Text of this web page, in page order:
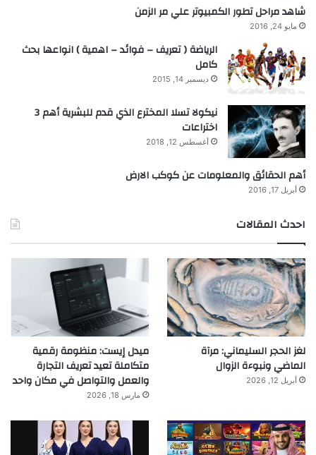
شاهد مراحل تطور الكمبيوتر علي مر الزمن
مايو 24, 2016
الرياضة ( تعريف – فوائد – اهمية ) انواعها بحث
كامل
ديسمبر 14, 2015
نيكولا تسلا المخترع الذي قدم للبشرية أهم 3
اختراعات
أغسطس 12, 2018
أهم الحقائق والمعلومات عن كوكب الارض
أبريل 17, 2016
احدث المقالات
لغز الحجر السليماني: مرآة
الماضي ونبوءة الزوال
أبريل 12, 2026
ميدل إيست: منظومة رقمية
متكاملة تعيد تعريف التجارة
والعمل والتواصل في مكان واحد
مارس 18, 2026